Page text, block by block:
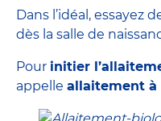
Dans l’idéal, essayez
dès la salle de
Pour initier
appelle allaitement à